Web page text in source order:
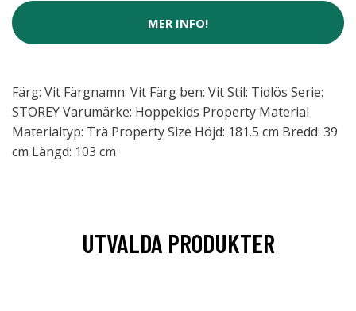
MER INFO!
Färg: Vit Färgnamn: Vit Färg ben: Vit Stil: Tidlös Serie:
STOREY Varumärke: Hoppekids Property Material
Materialtyp: Trä Property Size Höjd: 181.5 cm Bredd: 39
cm Längd: 103 cm
UTVALDA PRODUKTER